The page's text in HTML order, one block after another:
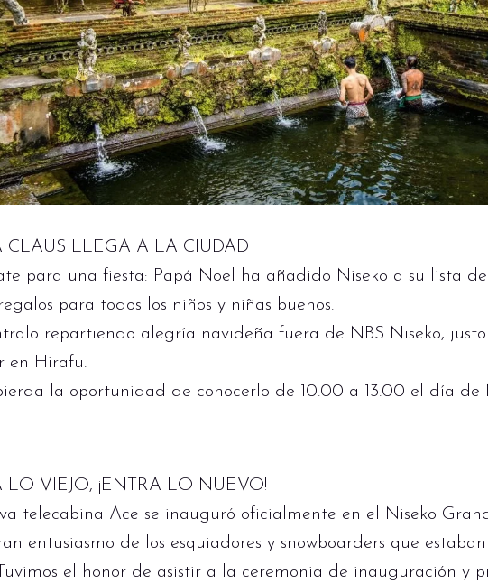
CLAUS LLEGA A LA CIUDAD
para una fiesta: Papá Noel ha añadido Niseko a su lista
para todos los niños y niñas buenos.
repartiendo alegría navideña fuera de NBS Niseko,
en Hirafu.
la oportunidad de conocerlo de 10.00 a 13.00 el día de
LO VIEJO, ¡ENTRA LO NUEVO!
telecabina Ace se inauguró oficialmente en el Niseko
entusiasmo de los esquiadores y snowboarders que
el honor de asistir a la ceremonia de inauguración y